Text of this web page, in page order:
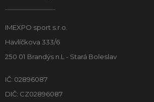
IMEXPO sport s.r.o.
Havlíčkova 333/6
250 01 Brandýs n.L - Stará Boleslav
IČ: 02896087
DIČ: CZ02896087